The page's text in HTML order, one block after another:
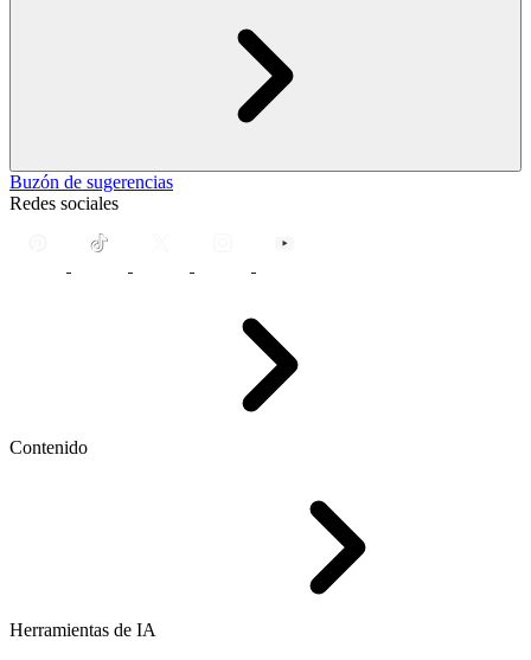
Buzón de sugerencias
Redes sociales
Contenido
Herramientas de IA